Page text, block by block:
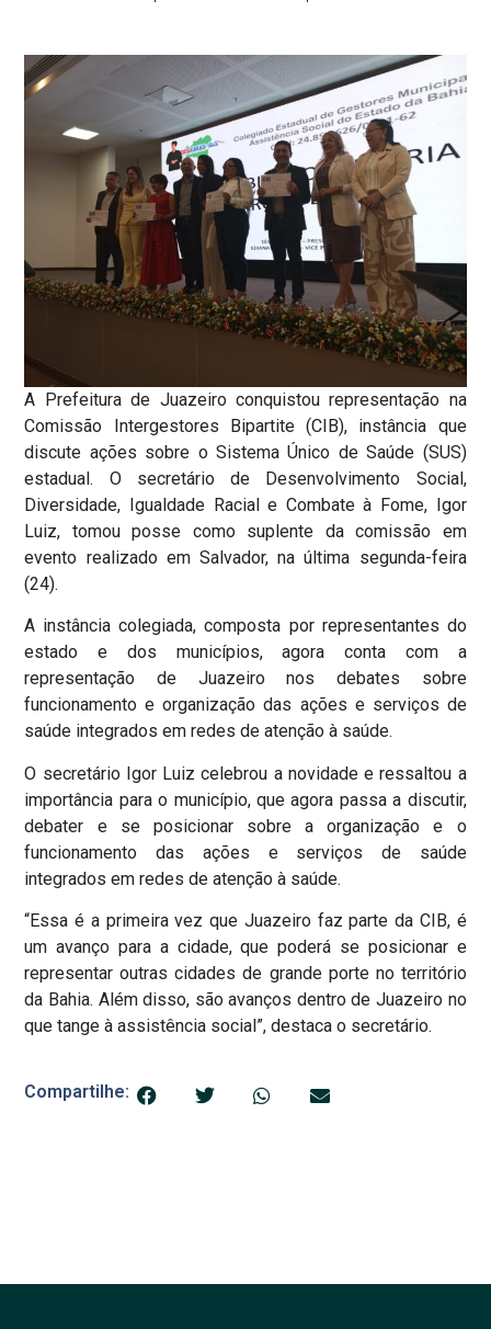
A Prefeitura de Juazeiro conquistou representação na
Comissão Intergestores Bipartite (CIB), instância que
discute ações sobre o Sistema Único de Saúde (SUS)
estadual. O secretário de Desenvolvimento Social,
Diversidade, Igualdade Racial e Combate à Fome, Igor
Luiz, tomou posse como suplente da comissão em
evento realizado em Salvador, na última segunda-feira
(24).
A instância colegiada, composta por representantes do
estado e dos municípios, agora conta com a
representação de Juazeiro nos debates sobre
funcionamento e organização das ações e serviços de
saúde integrados em redes de atenção à saúde.
O secretário Igor Luiz celebrou a novidade e ressaltou a
importância para o município, que agora passa a discutir,
debater e se posicionar sobre a organização e o
funcionamento das ações e serviços de saúde
integrados em redes de atenção à saúde.
“Essa é a primeira vez que Juazeiro faz parte da CIB, é
um avanço para a cidade, que poderá se posicionar e
representar outras cidades de grande porte no território
da Bahia. Além disso, são avanços dentro de Juazeiro no
que tange à assistência social”, destaca o secretário.
Compartilhe: